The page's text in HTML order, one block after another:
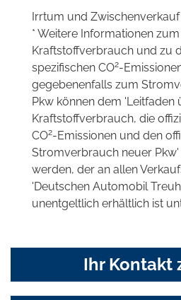
Irrtum und
* Weitere Informationen
Kraftstoffverbrauch und zu
spezifischen CO2-
gegebenenfalls zum
Pkw können dem 'Leitfaden
Kraftstoffverbrauch, die
CO2-Emissionen und den
Stromverbrauch neuer
werden, der an allen
'Deutschen Automobil
unentgeltlich erhältlich ist
Ihr Kontakt